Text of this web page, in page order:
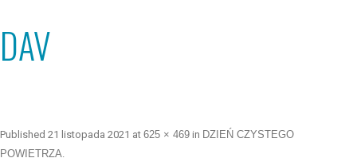
DAV
Published 21 listopada 2021 at 625 × 469 in DZIEŃ CZYSTEGO
POWIETRZA.